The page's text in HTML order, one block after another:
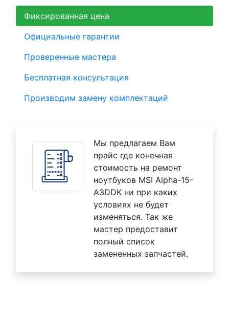
Фиксированная цена
Официальные гарантии
Проверенные мастера
Бесплатная консультация
Производим замену комплектаций
Мы предлагаем Вам
прайс где конечная
стоимость на ремонт
ноутбуков MSI Alpha-15-
A3DDK ни при каких
условиях не будет
изменяться. Так же
мастер предоставит
полный список
замененных запчастей.